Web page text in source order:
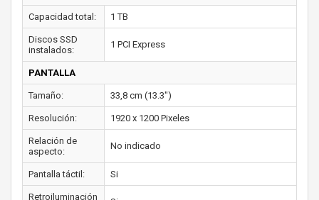
Capacidad total: 1 TB
Discos SSD
instalados:
1 PCI Express
PANTALLA
Tamaño: 33,8 cm (13.3")
Resolución: 1920 x 1200 Pixeles
Relación de
aspecto:
No indicado
Pantalla táctil: Si
Retroiluminación